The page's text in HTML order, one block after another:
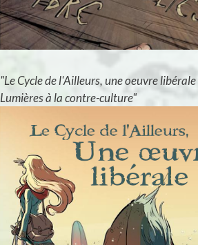
"Le Cycle de l'Ailleurs, une oeuvre libérale
Lumières à la contre-culture"